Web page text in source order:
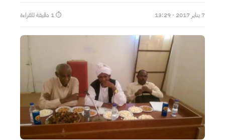
7 يناير 2017 · 13:29 ⏱ 1 دقيقة للقراءة